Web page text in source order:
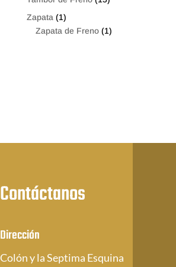
Zapata (1)
Zapata de Freno (1)
Contáctanos
Dirección
Colón y la Septima Esquina